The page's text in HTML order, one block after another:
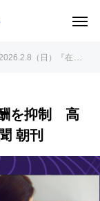
（日）『在宅医療の報酬を抑制 高利益の訪問看護にメス』日経新聞 朝刊
を抑制 高
朝刊